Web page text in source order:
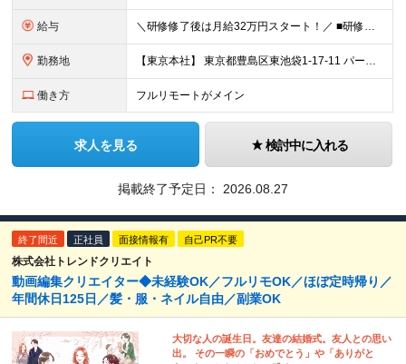
給与 ＼研修修了後は月給32万円スタート！／ ■研修修了後 月給32万円＋賞与＋インセンティブ賞与 ※残業代は別途支給 ▽研修期間（6カ月）▽ 【経験者】 （営業・接客・マーケティングなどの経験をお持
勤務地 【東京本社】 東京都豊島区東池袋1-17-11 パークハイツ池袋
働き方 フルリモートがメイン
求人を見る 検討中に入れる
掲載終了予定日： 2026.08.27
終了間近 正社員 面接情報有 自己PR不要
株式会社トレンドクリエイト
動画編集クリエイター◆未経験OK／フルリモOK／ほぼ定時帰り／
年間休日125日／髪・服・ネイル自由／副業OK
大切な人の誕生日。友達の結婚式。友人との思い
出。 その一瞬の「おめでとう」や「ありがと